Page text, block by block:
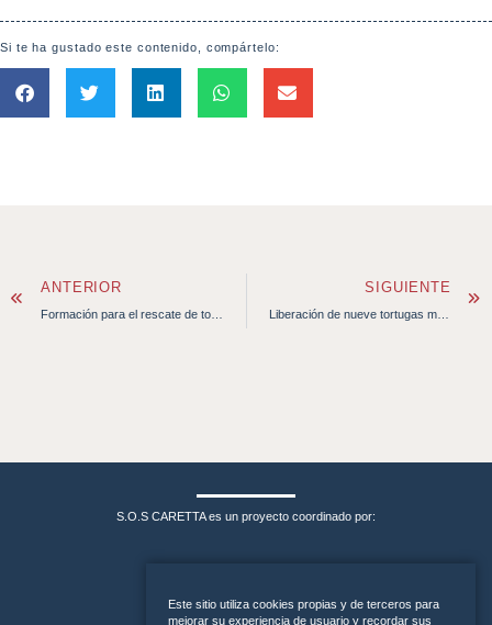
Si te ha gustado este contenido, compártelo:
ANTERIOR
Formación para el rescate de tortugas marinas al sector pesquero y sus familias
SIGUIENTE
Liberación de nueve tortugas marinas rescatadas por S.O.S Caretta
S.O.S CARETTA es un proyecto coordinado por:
Este sitio utiliza cookies propias y de terceros para
mejorar su experiencia de usuario y recordar sus